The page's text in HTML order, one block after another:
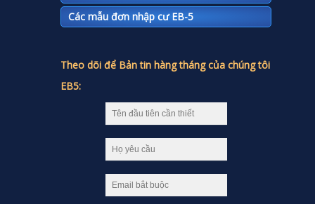
Các mẫu đơn nhập cư EB-5
Theo dõi để Bản tin hàng tháng của chúng tôi
EB5: